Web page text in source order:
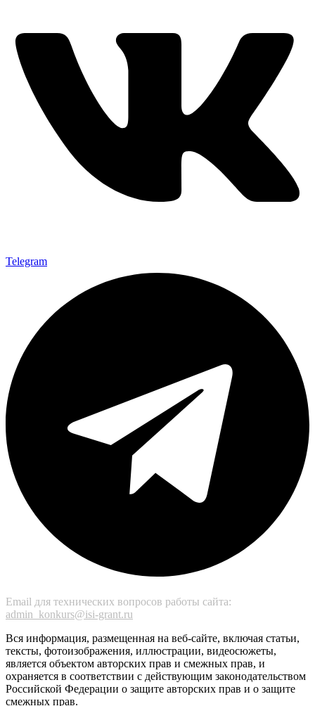
Telegram
Email для технических вопросов работы сайта:
admin_konkurs@isi-grant.ru
Вся информация, размещенная на веб-сайте, включая статьи,
тексты, фотоизображения, иллюстрации, видеосюжеты,
является объектом авторских прав и смежных прав, и
охраняется в соответствии с действующим законодательством
Российской Федерации о защите авторских прав и о защите
смежных прав.